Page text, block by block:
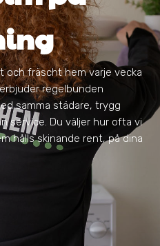
och fräscht hem varje vecka
regelbunden
samma städare, trygg
service. Du väljer hur ofta vi
hålls skinande rent, på dina